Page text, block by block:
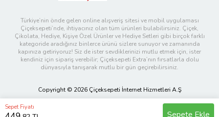
Sepet Fiyatı
Sepete Ekle
Türkiye’nin önde gelen online alışveriş sitesi ve mobil uygulaması
Çiçeksepeti’nde, ihtiyacınız olan tüm ürünleri bulabilirsiniz. Çiçek,
Çikolata, Hediye, Kişiye Özel Ürünler ve Hediye Setleri gibi birçok farklı
kategoride aradığınız binlerce ürünü sizlere sunuyor ve zamanında
kapınıza getiriyoruz! Siz de ister sevdiklerinizi mutlu etmek için, ister
kendiniz için sipariş verebilir; Çiçeksepeti Extra’nın fırsatlarla dolu
dünyasıyla tanışarak mutlu bir gün geçirebilirsiniz.
Copyright © 2026 Çiçeksepeti İnternet Hizmetleri A.Ş